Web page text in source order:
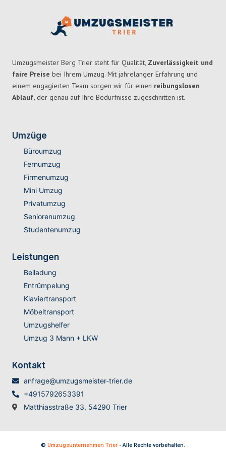
Umzugsmeister Berg Trier steht für Qualität, Zuverlässigkeit und
faire Preise bei Ihrem Umzug. Mit jahrelanger Erfahrung und
einem engagierten Team sorgen wir für einen reibungslosen
Ablauf, der genau auf Ihre Bedürfnisse zugeschnitten ist.
Umzüge
Büroumzug
Fernumzug
Firmenumzug
Mini Umzug
Privatumzug
Seniorenumzug
Studentenumzug
Leistungen
Beiladung
Entrümpelung
Klaviertransport
Möbeltransport
Umzugshelfer
Umzug 3 Mann + LKW
Kontakt
anfrage@umzugsmeister-trier.de
+4915792653391
Matthiasstraße 33, 54290 Trier
© Umzugsunternehmen Trier - Alle Rechte vorbehalten.